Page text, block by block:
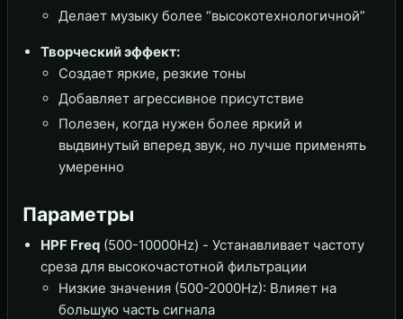
Делает музыку более “высокотехнологичной”
Творческий эффект:
Создает яркие, резкие тоны
Добавляет агрессивное присутствие
Полезен, когда нужен более яркий и
выдвинутый вперед звук, но лучше применять
умеренно
Параметры
HPF Freq (500-10000Hz) - Устанавливает частоту
среза для высокочастотной фильтрации
Низкие значения (500-2000Hz): Влияет на
большую часть сигнала